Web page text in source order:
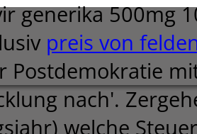
generika 500mg
preis von
Postdemokratie
nach'.
welche